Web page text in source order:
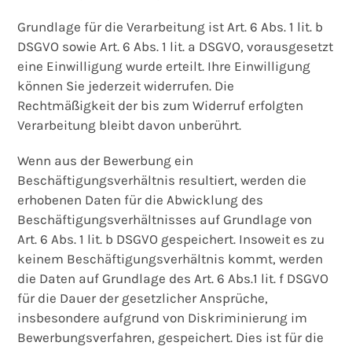
Grundlage für die Verarbeitung ist Art. 6 Abs. 1 lit. b
DSGVO sowie Art. 6 Abs. 1 lit. a DSGVO, vorausgesetzt
eine Einwilligung wurde erteilt. Ihre Einwilligung
können Sie jederzeit widerrufen. Die
Rechtmäßigkeit der bis zum Widerruf erfolgten
Verarbeitung bleibt davon unberührt.
Wenn aus der Bewerbung ein
Beschäftigungsverhältnis resultiert, werden die
erhobenen Daten für die Abwicklung des
Beschäftigungsverhältnisses auf Grundlage von
Art. 6 Abs. 1 lit. b DSGVO gespeichert. Insoweit es zu
keinem Beschäftigungsverhältnis kommt, werden
die Daten auf Grundlage des Art. 6 Abs.1 lit. f DSGVO
für die Dauer der gesetzlicher Ansprüche,
insbesondere aufgrund von Diskriminierung im
Bewerbungsverfahren, gespeichert. Dies ist für die